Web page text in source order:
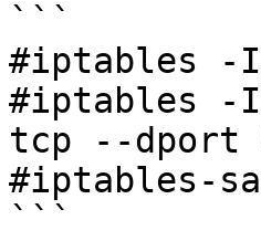
```
#iptables -I
#iptables -I
tcp --dport
#iptables-
```